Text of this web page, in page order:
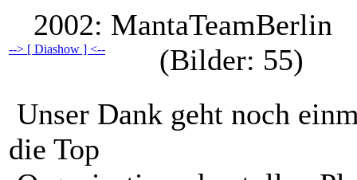
2002: MantaTeamBerlin
(Bilder: 55)
--> [ Diashow ] <--
Unser Dank geht noch
die Top